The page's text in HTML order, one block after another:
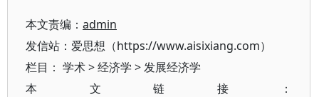
本文责编： admin
发信站：爱思想（https://www.aisixiang.com）
栏目： 学术>经济学 >发展经济学
本文链接：